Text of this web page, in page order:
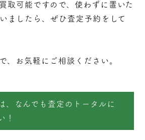
取可能ですので、使わずに置いた
ましたら、ぜひ査定予約をして
、お気軽にご相談ください。
、なんでも査定のトータルに
！